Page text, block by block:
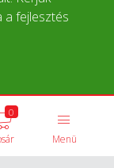
a fejlesztés
Menü
0